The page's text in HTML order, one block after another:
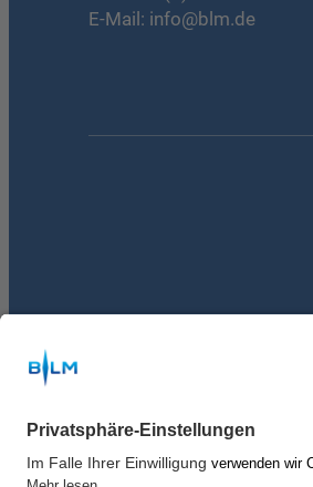
E-Mail: info@blm.de